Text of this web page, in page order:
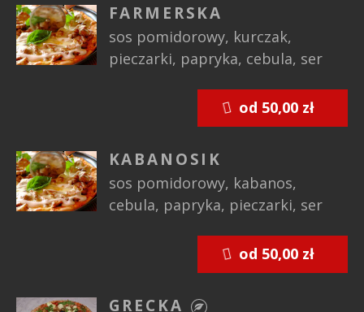
FARMERSKA
sos pomidorowy, kurczak,
pieczarki, papryka, cebula, ser
KABANOSIK
sos pomidorowy, kabanos,
cebula, papryka, pieczarki, ser
GRECKA